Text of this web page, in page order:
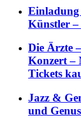
Einladung
Künstler
Die Ärzte
Konzert –
Tickets
Jazz &
und